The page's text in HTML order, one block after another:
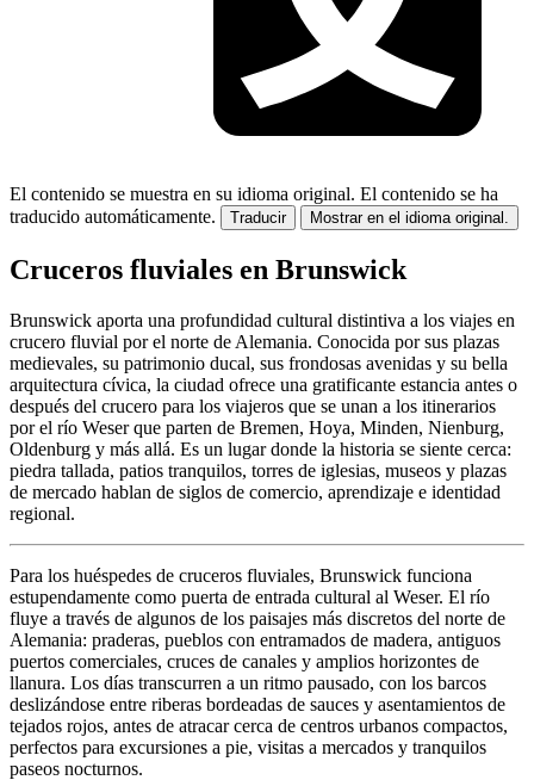
El contenido se muestra en su idioma original. El contenido se ha
traducido automáticamente.
Traducir Mostrar en el idioma original.
Cruceros fluviales en Brunswick
Brunswick aporta una profundidad cultural distintiva a los viajes en
crucero fluvial por el norte de Alemania. Conocida por sus plazas
medievales, su patrimonio ducal, sus frondosas avenidas y su bella
arquitectura cívica, la ciudad ofrece una gratificante estancia antes o
después del crucero para los viajeros que se unan a los itinerarios
por el río Weser que parten de Bremen, Hoya, Minden, Nienburg,
Oldenburg y más allá. Es un lugar donde la historia se siente cerca:
piedra tallada, patios tranquilos, torres de iglesias, museos y plazas
de mercado hablan de siglos de comercio, aprendizaje e identidad
regional.
Para los huéspedes de cruceros fluviales, Brunswick funciona
estupendamente como puerta de entrada cultural al Weser. El río
fluye a través de algunos de los paisajes más discretos del norte de
Alemania: praderas, pueblos con entramados de madera, antiguos
puertos comerciales, cruces de canales y amplios horizontes de
llanura. Los días transcurren a un ritmo pausado, con los barcos
deslizándose entre riberas bordeadas de sauces y asentamientos de
tejados rojos, antes de atracar cerca de centros urbanos compactos,
perfectos para excursiones a pie, visitas a mercados y tranquilos
paseos nocturnos.